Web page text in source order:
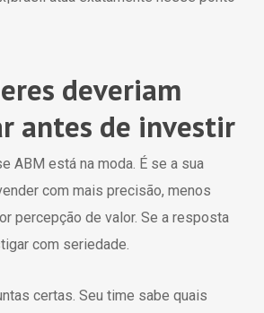
deveriam
antes de investir
ABM está na moda. É se a sua
com mais precisão, menos
percepção de valor. Se a resposta
com seriedade.
certas. Seu time sabe quais